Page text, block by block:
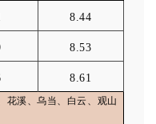
8.44
8.53
8.61
花溪、乌当、白云、观山